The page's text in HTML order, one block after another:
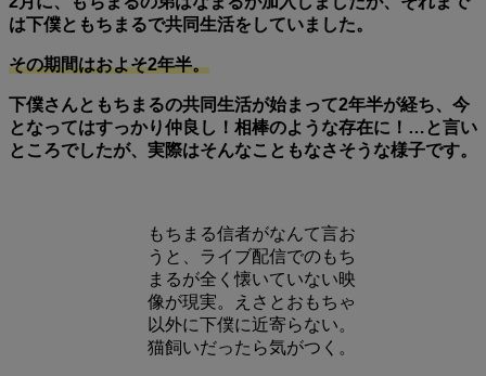
は下僕ともちまるで共同生活をしていました。
その期間はおよそ2年半。
下僕さんともちまるの共同生活が始まって2年半が経ち、今
となってはすっかり仲良し！相棒のような存在に！…と言い
ところでしたが、実際はそんなこともなさそうな様子です。
もちまる信者がなんて言お
うと、ライブ配信でのもち
まるが全く懐いていない映
像が現実。えさとおもちゃ
以外に下僕に近寄らない。
猫飼いだったら気がつく。